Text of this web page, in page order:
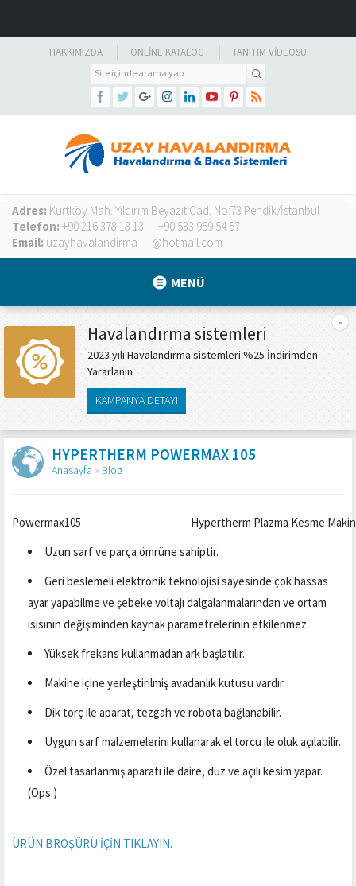
HAKKIMIZDA ONLINE KATALOG TANITIM VIDEOSU
Adres: Kurtköy Mah. Yıldırım Beyazıt Cad. No:73 Pendik/İstanbul
Telefon: +90 216 378 18 13
+90 533 959 54 57
Email: uzayhavalandirma @hotmail.com
MENÜ
Havalandırma sistemleri
2023 yılı Havalandırma sistemleri %25 İndirimden
Yararlanın
KAMPANYA DETAYI
HYPERTHERM POWERMAX 105
Anasayfa » Blog
Powermax105
Hypertherm Plazma Kesme
Uzun sarf ve parça ömrüne sahiptir.
Geri beslemeli elektronik teknolojisi sayesinde çok hassas
ayar yapabilme ve şebeke voltajı dalgalanmalarından ve ortam
ısısının değişiminden kaynak parametrelerinin etkilenmez.
Yüksek frekans kullanmadan ark başlatılır.
Makine içine yerleştirilmiş avadanlık kutusu vardır.
Dik torç ile aparat, tezgah ve robota bağlanabilir.
Uygun sarf malzemelerini kullanarak el torcu ile oluk açılabilir.
Özel tasarlanmış aparatı ile daire, düz ve açılı kesim yapar.
(Ops.)
ÜRÜN BROŞÜRÜ İÇİN TIKLAYIN.